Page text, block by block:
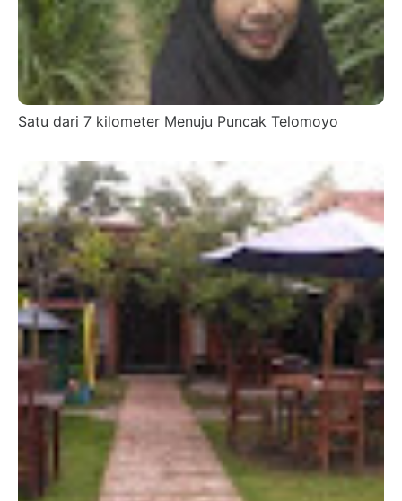
Satu dari 7 kilometer Menuju Puncak Telomoyo